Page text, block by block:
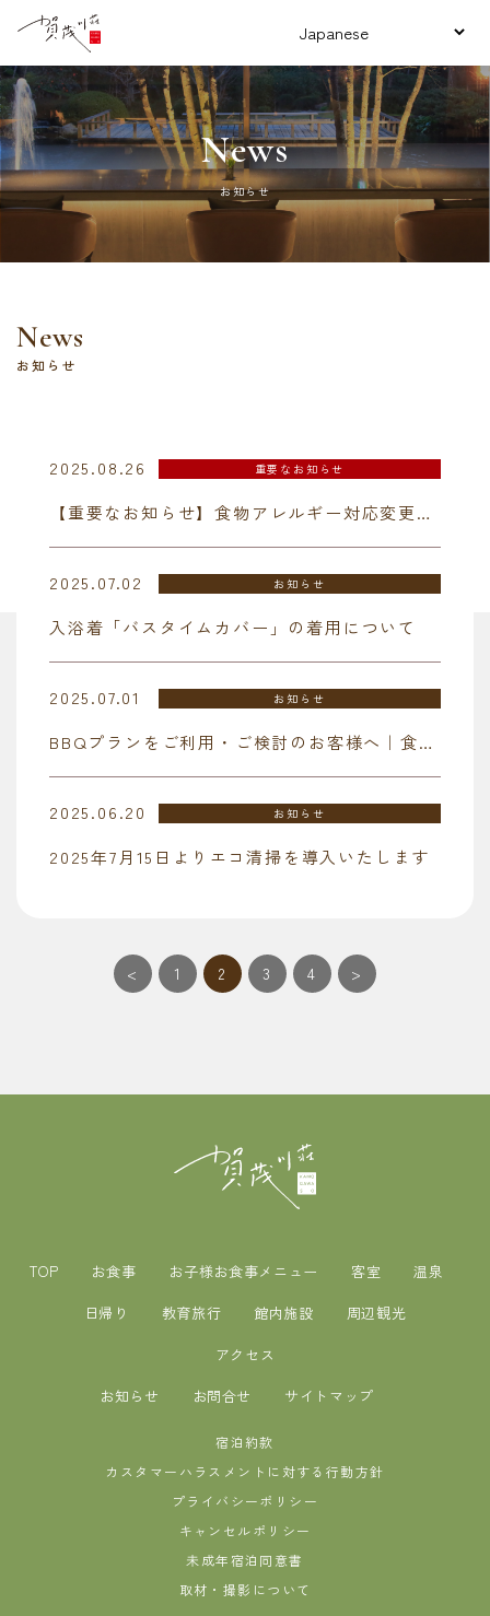
News
お知らせ
News
お知らせ
2025.08.26 重要なお知らせ
【重要なお知らせ】食物アレルギー対応変更のご案内
2025.07.02 お知らせ
入浴着「バスタイムカバー」の着用について
2025.07.01 お知らせ
BBQプランをご利用・ご検討のお客様へ｜食材追加のご案内
2025.06.20 お知らせ
2025年7月15日よりエコ清掃を導入いたします
< 1 2 3 4 >
TOP お食事 お子様お食事メニュー 客室
温泉
日帰り
教育旅行 館内施設
周辺観光
アクセス
お知らせ
お問合せ サイトマップ
宿泊約款
カスタマーハラスメントに対する行動方針
プライバシーポリシー
キャンセルポリシー
未成年宿泊同意書
取材・撮影について